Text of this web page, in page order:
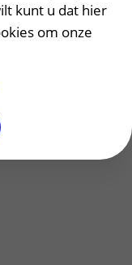
kunt u dat hier
om onze